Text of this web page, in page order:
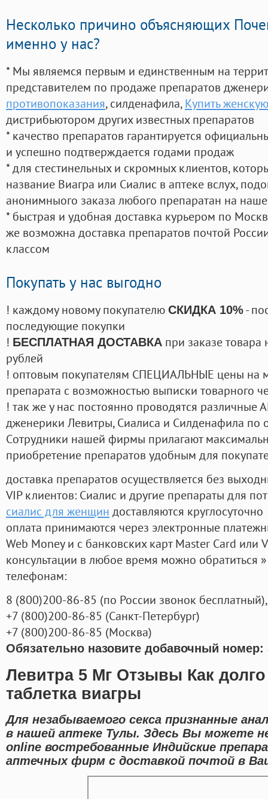
Несколько причино объясняющих
именно у нас?
* Мы являемся первым и единственным на
представителем по продаже препаратов
противопоказания, силденафила, Купить
дистрибьютором других известных препаратов
* качество препаратов гарантируется
и успешно подтверждается годами продаж
* для стестинельных и скромных клиентов,
название Виагра или Сиалис в аптеке вслух,
анонимныого заказа любого препаратан на
* быстрая и удобная доставка курьером по
же возможна доставка препаратов почтой
классом
Покупать у нас выгодно
! каждому новому покупателю СКИДКА 10%-
последующие покупки
! БЕСПЛАТНАЯ ДОСТАВКА при заказе
рублей
! оптовым покупателям СПЕЦИАЛЬНЫЕ цены на
препарата с возможностью выписки товарного
! так же у нас постоянно проводятся
дженерики Левитры, Сиалиса и Силденафила по
Cотрудники нашей фирмы прилагают
приобретение препаратов удобным для
доставка препаратов осуществляется без
VIP клиентов: Сиалис и другие препараты для
сиалис для женщин доставляются круглосуточно
оплата принимаются через электронные
Web Money и с банковских карт Master Card или
консультации в любое время можно обратиться
телефонам:
8 (800)200-86-85 (по России звонок бесплатный),
+7 (800)200-86-85 (Санкт-Петербург)
+7 (800)200-86-85 (Москва)
Обязательно назовите добавочный номер:
Левитра 5 Мг Отзывы Как долго
таблетка виагры
Для незабываемого секса признанные
в нашей аптеке Тулы. Здесь Вы можете
online востребованные Индийские
аптечных фирм с доставкой почтой в